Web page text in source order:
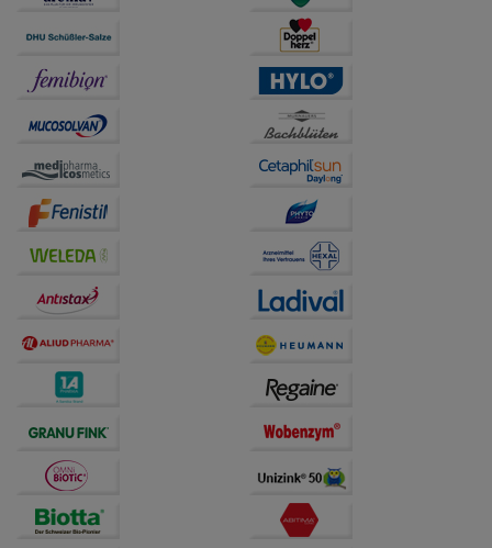
unserer Website sammeln, mit deren Hilfe wir unsere
Website weiter für Sie optimieren können, den Inhalt
auf unserer Website aber auch die Werbung auf
Drittseiten möglichst relevant für Sie zu gestalten.
Bitte beachten Sie, dass Daten hierfür teilweise an
Dritte wie z.B. Google oder soziale Medien
übertragen werden.